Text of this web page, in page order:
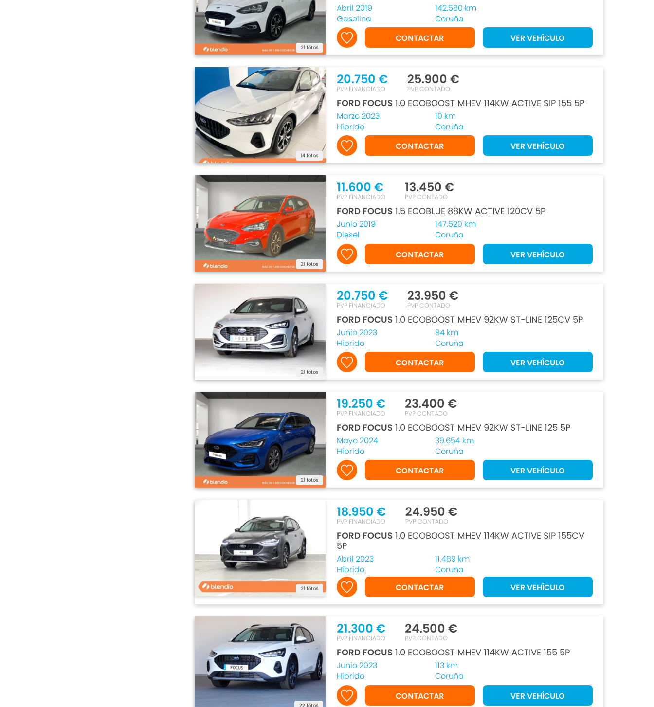
21 fotos
Abril 2019
Gasolina
142.580 km
Coruña
CONTACTAR
VER VEHÍCULO
14 fotos
20.750 €
PVP FINANCIADO
25.900 €
PVP CONTADO
FORD FOCUS 1.0 ECOBOOST MHEV 114KW ACTIVE SIP 155 5P
Marzo 2023
Híbrido
10 km
Coruña
CONTACTAR
VER VEHÍCULO
21 fotos
11.600 €
PVP FINANCIADO
13.450 €
PVP CONTADO
FORD FOCUS 1.5 ECOBLUE 88KW ACTIVE 120CV 5P
Junio 2019
Diesel
147.520 km
Coruña
CONTACTAR
VER VEHÍCULO
21 fotos
20.750 €
PVP FINANCIADO
23.950 €
PVP CONTADO
FORD FOCUS 1.0 ECOBOOST MHEV 92KW ST-LINE 125CV 5P
Junio 2023
Híbrido
84 km
Coruña
CONTACTAR
VER VEHÍCULO
21 fotos
19.250 €
PVP FINANCIADO
23.400 €
PVP CONTADO
FORD FOCUS 1.0 ECOBOOST MHEV 92KW ST-LINE 125 5P
Mayo 2024
Híbrido
39.654 km
Coruña
CONTACTAR
VER VEHÍCULO
21 fotos
18.950 €
PVP FINANCIADO
24.950 €
PVP CONTADO
FORD FOCUS 1.0 ECOBOOST MHEV 114KW ACTIVE SIP 155CV
5P
Abril 2023
Híbrido
11.489 km
Coruña
CONTACTAR
VER VEHÍCULO
22 fotos
21.300 €
PVP FINANCIADO
24.500 €
PVP CONTADO
FORD FOCUS 1.0 ECOBOOST MHEV 114KW ACTIVE 155 5P
Junio 2023
Híbrido
113 km
Coruña
CONTACTAR
VER VEHÍCULO